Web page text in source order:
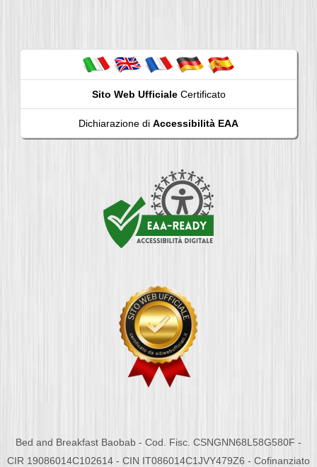
Sito Web UfficialeCertificato
Dichiarazione di Accessibilità EAA
Bed and Breakfast Baobab - Cod. Fisc. CSNGNN68L58G580F -
CIR 19086014C102614 - CIN IT086014C1JVY479Z6 - Cofinanziato